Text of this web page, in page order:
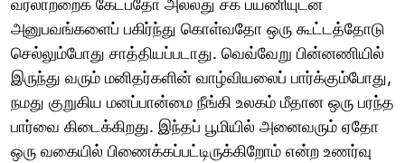
அனுபவங்களைப் பகிர்ந்து கொள்வதோ ஒரு கூட்டத்தோடு
செல்லும்போது சாத்தியப்படாது. வெவ்வேறு பின்னணியில்
இருந்து வரும் மனிதர்களின் வாழ்வியலைப் பார்க்கும்போது,
நமது குறுகிய மனப்பான்மை நீங்கி உலகம் மீதான ஒரு பரந்த
பார்வை கிடைக்கிறது. இந்தப் பூமியில் அனைவரும் ஏதோ
ஒரு வகையில் பிணைக்கப்பட்டிருக்கிறோம் என்ற உணர்வு